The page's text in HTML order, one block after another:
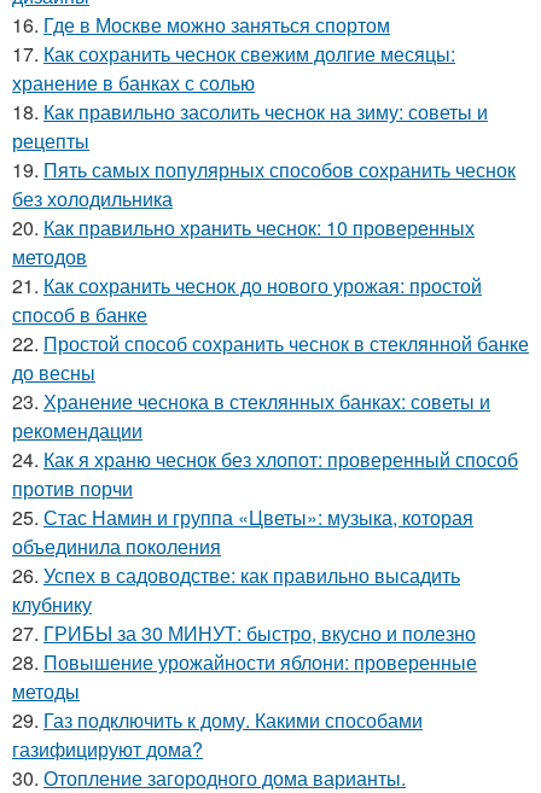
16. Где в Москве можно заняться спортом
17. Как сохранить чеснок свежим долгие месяцы:
хранение в банках с солью
18. Как правильно засолить чеснок на зиму: советы и
рецепты
19. Пять самых популярных способов сохранить чеснок
без холодильника
20. Как правильно хранить чеснок: 10 проверенных
методов
21. Как сохранить чеснок до нового урожая: простой
способ в банке
22. Простой способ сохранить чеснок в стеклянной банке
до весны
23. Хранение чеснока в стеклянных банках: советы и
рекомендации
24. Как я храню чеснок без хлопот: проверенный способ
против порчи
25. Стас Намин и группа «Цветы»: музыка, которая
объединила поколения
26. Успех в садоводстве: как правильно высадить
клубнику
27. ГРИБЫ за 30 МИНУТ: быстро, вкусно и полезно
28. Повышение урожайности яблони: проверенные
методы
29. Газ подключить к дому. Какими способами
газифицируют дома?
30. Отопление загородного дома варианты.